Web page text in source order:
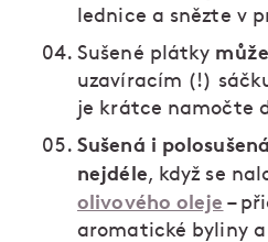
lednice a snězte v
Sušené plátky
uzavíracím (!)
je krátce namočte
Sušená i
nejdéle, když se
olivového oleje –
aromatické byliny